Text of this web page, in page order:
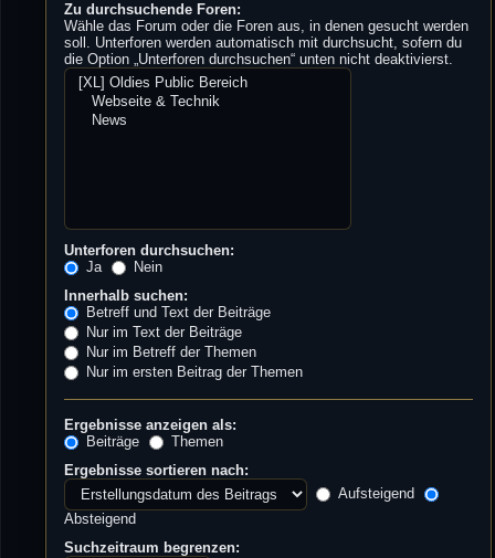
Zu durchsuchende Foren:
Wähle das Forum oder die Foren aus, in denen gesucht werden
soll. Unterforen werden automatisch mit durchsucht, sofern du
die Option „Unterforen durchsuchen“ unten nicht deaktivierst.
Unterforen durchsuchen:
Ja
Nein
Innerhalb suchen:
Betreff und Text der Beiträge
Nur im Text der Beiträge
Nur im Betreff der Themen
Nur im ersten Beitrag der Themen
Ergebnisse anzeigen als:
Beiträge
Themen
Ergebnisse sortieren nach:
Aufsteigend
Absteigend
Suchzeitraum begrenzen: